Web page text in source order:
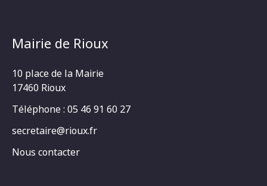
Mairie de Rioux
10 place de la Mairie
17460 Rioux
Téléphone : 05 46 91 60 27
secretaire@rioux.fr
Nous contacter